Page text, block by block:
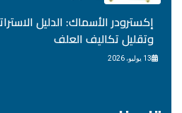
إكسترودر الأسماك: الدليل
وتقليل تكاليف العلف
13 يوليو، 2026